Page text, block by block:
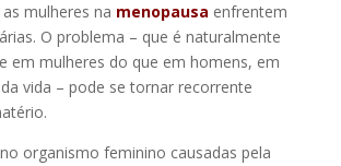
mulheres na menopausa enfrentem
O problema – que é naturalmente
em mulheres do que em homens, em
vida – pode se tornar recorrente
organismo feminino causadas pela